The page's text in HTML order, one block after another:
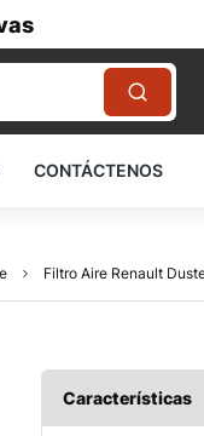
CONTÁCTENOS
Filtro Aire Renault
Características